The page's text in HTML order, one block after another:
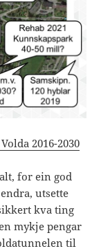
2016-2030
for ein god
utsette
kva ting
mykje pengar
til